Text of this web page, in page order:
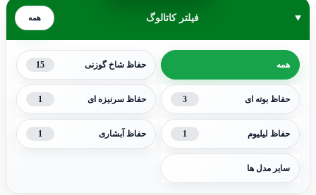
فیلتر کاتالوگ همه
همه حفاظ شاخ گوزنی
حفاظ بوته ای حفاظ سرنیزه ای
حفاظ لیلیوم حفاظ آبشاری
سایر مدل ها